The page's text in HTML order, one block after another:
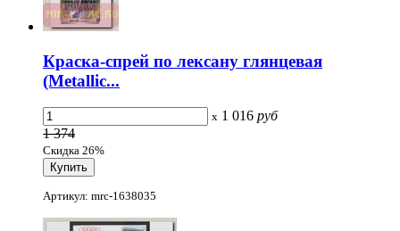
Краска-спрей по лексану глянцевая
(Metallic...
x 1 016 руб
1 374
Скидка 26%
Артикул: mrc-1638035